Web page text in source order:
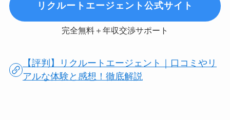
リクルートエージェント公式サイト
完全無料＋年収交渉サポート
【評判】リクルートエージェント｜口コミやリ
アルな体験と感想！徹底解説